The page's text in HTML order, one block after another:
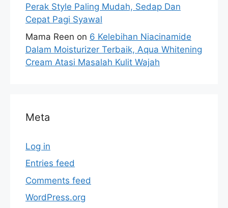
Perak Style Paling Mudah, Sedap Dan
Cepat Pagi Syawal
Mama Reen on 6 Kelebihan Niacinamide
Dalam Moisturizer Terbaik, Aqua Whitening
Cream Atasi Masalah Kulit Wajah
Meta
Log in
Entries feed
Comments feed
WordPress.org